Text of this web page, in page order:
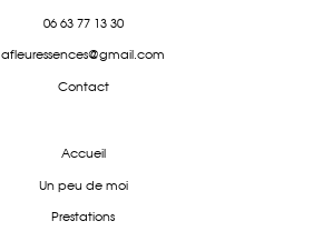
06 63 77 13 30
afleuressences@gmail.com
Contact
Accueil
Un peu de moi
Prestations